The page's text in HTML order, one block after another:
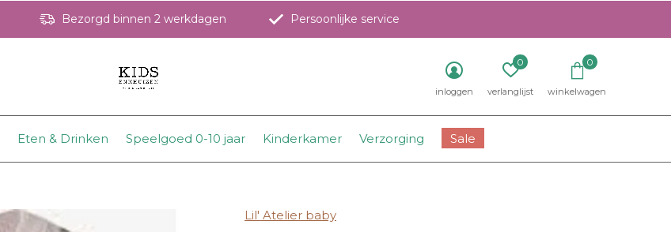
Eten & Drinken Speelgoed 0-10 jaar Kinderkamer Verzorging Sale
inloggen verlanglijst
0
winkelwagen
0
Bezorgd binnen 2 werkdagen Persoonlijke service
Lil' Atelier baby